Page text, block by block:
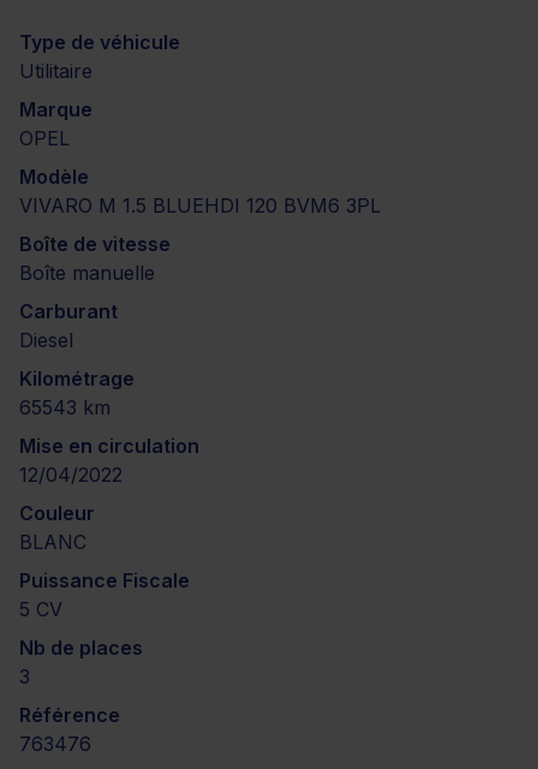
Type de véhicule
Utilitaire
Marque
OPEL
Modèle
VIVARO M 1.5 BLUEHDI 120 BVM6 3PL
Boîte de vitesse
Boîte manuelle
Carburant
Diesel
Kilométrage
65543 km
Mise en circulation
12/04/2022
Couleur
BLANC
Puissance Fiscale
5 CV
Nb de places
3
Référence
763476